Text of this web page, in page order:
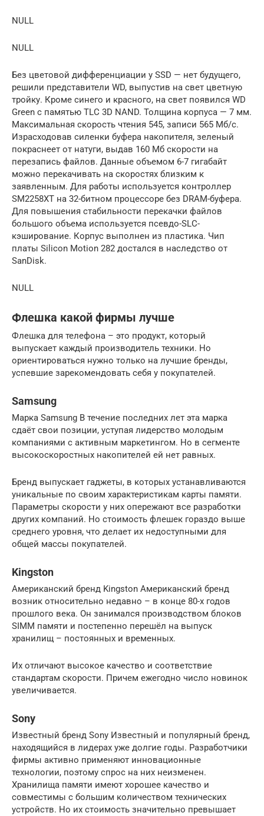
NULL
NULL
Без цветовой дифференциации у SSD — нет будущего,
решили представители WD, выпустив на свет цветную
тройку. Кроме синего и красного, на свет появился WD
Green с памятью TLC 3D NAND. Толщина корпуса — 7 мм.
Максимальная скорость чтения 545, записи 565 Мб/с.
Израсходовав силенки буфера накопителя, зеленый
покраснеет от натуги, выдав 160 Мб скорости на
перезапись файлов. Данные объемом 6-7 гигабайт
можно перекачивать на скоростях близким к
заявленным. Для работы используется контроллер
SM2258XT на 32-битном процессоре без DRAM-буфера.
Для повышения стабильности перекачки файлов
большого объема используется псевдо-SLC-
кэширование. Корпус выполнен из пластика. Чип
платы Silicon Motion 282 достался в наследство от
SanDisk.
NULL
Флешка какой фирмы лучше
Флешка для телефона – это продукт, который
выпускает каждый производитель техники. Но
ориентироваться нужно только на лучшие бренды,
успевшие зарекомендовать себя у покупателей.
Samsung
Марка Samsung В течение последних лет эта марка
сдаёт свои позиции, уступая лидерство молодым
компаниями с активным маркетингом. Но в сегменте
высокоскоростных накопителей ей нет равных.
Бренд выпускает гаджеты, в которых устанавливаются
уникальные по своим характеристикам карты памяти.
Параметры скорости у них опережают все разработки
других компаний. Но стоимость флешек гораздо выше
среднего уровня, что делает их недоступными для
общей массы покупателей.
Kingston
Американский бренд Kingston Американский бренд
возник относительно недавно – в конце 80-х годов
прошлого века. Он занимался производством блоков
SIMM памяти и постепенно перешёл на выпуск
хранилищ – постоянных и временных.
Их отличают высокое качество и соответствие
стандартам скорости. Причем ежегодно число новинок
увеличивается.
Sony
Известный бренд Sony Известный и популярный бренд,
находящийся в лидерах уже долгие годы. Разработчики
фирмы активно применяют инновационные
технологии, поэтому спрос на них неизменен.
Хранилища памяти имеют хорошее качество и
совместимы с большим количеством технических
устройств. Но их стоимость значительно превышает